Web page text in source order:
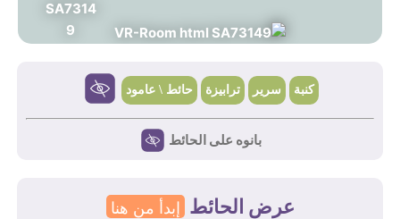
كنبة سرير ترابيزة حائط \ عامود
بانوه على الحائط
عرض الحائط إبدأ من هنا